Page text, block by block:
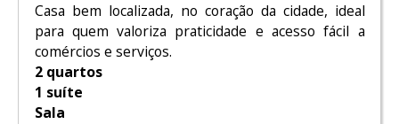
Casa bem localizada, no coração da cidade, ideal
para quem valoriza praticidade e acesso fácil a
comércios e serviços.
2 quartos
1 suíte
Sala